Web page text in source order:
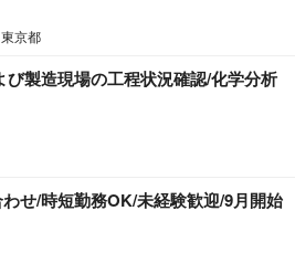
京都
製造現場の工程状況確認/化学分析
せ/時短勤務OK/未経験歓迎/9月開始